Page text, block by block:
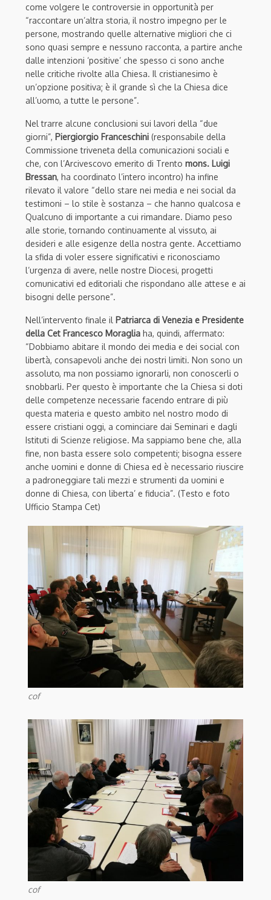
come volgere le controversie in opportunità per
“raccontare un’altra storia, il nostro impegno per le
persone, mostrando quelle alternative migliori che ci
sono quasi sempre e nessuno racconta, a partire anche
dalle intenzioni ‘positive’ che spesso ci sono anche
nelle critiche rivolte alla Chiesa. Il cristianesimo è
un’opzione positiva; è il grande sì che la Chiesa dice
all’uomo, a tutte le persone”.
Nel trarre alcune conclusioni sui lavori della “due
giorni”, Piergiorgio Franceschini (responsabile della
Commissione triveneta della comunicazioni sociali e
che, con l’Arcivescovo emerito di Trento mons. Luigi
Bressan, ha coordinato l’intero incontro) ha infine
rilevato il valore “dello stare nei media e nei social da
testimoni – lo stile è sostanza – che hanno qualcosa e
Qualcuno di importante a cui rimandare. Diamo peso
alle storie, tornando continuamente al vissuto, ai
desideri e alle esigenze della nostra gente. Accettiamo
la sfida di voler essere significativi e riconosciamo
l’urgenza di avere, nelle nostre Diocesi, progetti
comunicativi ed editoriali che rispondano alle attese e ai
bisogni delle persone”.
Nell’intervento finale il Patriarca di Venezia e Presidente
della Cet Francesco Moraglia ha, quindi, affermato:
“Dobbiamo abitare il mondo dei media e dei social con
libertà, consapevoli anche dei nostri limiti. Non sono un
assoluto, ma non possiamo ignorarli, non conoscerli o
snobbarli. Per questo è importante che la Chiesa si doti
delle competenze necessarie facendo entrare di più
questa materia e questo ambito nel nostro modo di
essere cristiani oggi, a cominciare dai Seminari e dagli
Istituti di Scienze religiose. Ma sappiamo bene che, alla
fine, non basta essere solo competenti; bisogna essere
anche uomini e donne di Chiesa ed è necessario riuscire
a padroneggiare tali mezzi e strumenti da uomini e
donne di Chiesa, con liberta’ e fiducia”. (Testo e foto
Ufficio Stampa Cet)
cof
cof